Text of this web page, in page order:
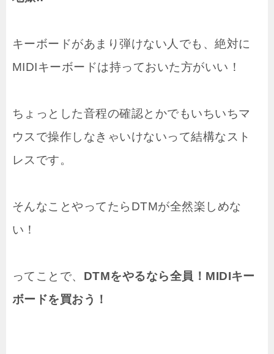
キーボードがあまり弾けない人でも、絶対に
MIDIキーボードは持っておいた方がいい！
ちょっとした音程の確認とかでもいちいちマ
ウスで操作しなきゃいけないって結構なスト
レスです。
そんなことやってたらDTMが全然楽しめな
い！
ってことで、 DTMをやるなら全員！MIDIキー
ボードを買おう！